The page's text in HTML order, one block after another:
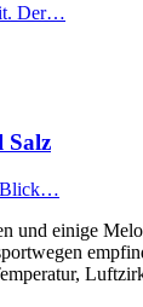
Der…
Salz
Blick…
einige